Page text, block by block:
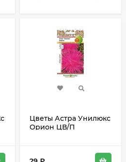
Цветы Астра Унилюкс
Орион ЦВ/П